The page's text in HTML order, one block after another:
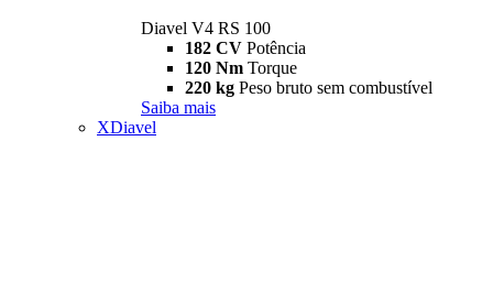
Diavel V4 RS 100
182 CV Potência
120 Nm Torque
220 kg Peso bruto sem combustível
Saiba mais
XDiavel